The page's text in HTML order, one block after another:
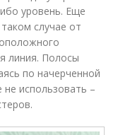
уровень. Еще
случае от
линия. Полосы
по начерченной
использовать –